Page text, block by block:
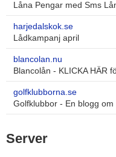
Låna Pengar med Sms
harjedalskok.se
Lådkampanj april
blancolan.nu
Blancolån - KLICKA HÄR
golfklubborna.se
Golfklubbor - En blogg om
Server